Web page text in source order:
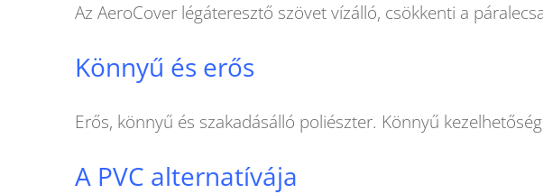
Az AeroCover légáteresztő szövet vízálló, csökkenti a
Könnyű és erős
Erős, könnyű és szakadásálló poliészter. Könnyű
A PVC alternatívája